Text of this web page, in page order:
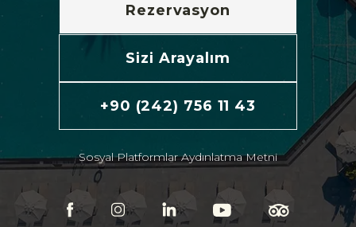
Rezervasyon
Sizi Arayalım
+90 (242) 756 11 43
Sosyal Platformlar Aydınlatma Metni